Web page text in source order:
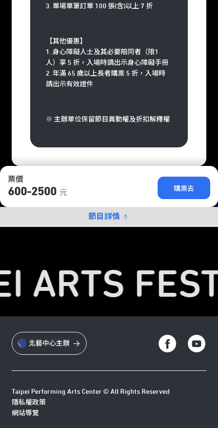
票價
600-2500 元
購票去
節目詳情
3. 單場單筆訂單 100 張(含)以上 7 折
【其他優惠】
1. 身心障礙人士及其必要陪同者（限1
人）享 5 折，入場時請出示身心障礙手冊
2. 年滿 65 歲以上長者購票 5 折，入場時
請出示有效證件
※ 主辦單位保留節目異動權及折扣解釋權
ARTS
北藝中心主辦
Taipei Performing Arts Center © All Rights Reserved
隱私權政策
網站導覽